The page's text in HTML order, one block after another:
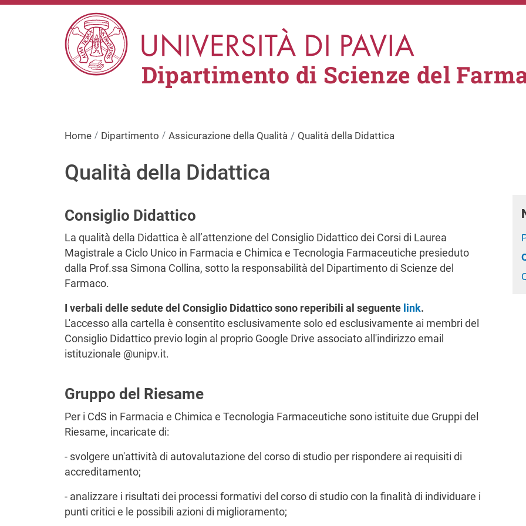
Salta al contenuto principale
Dipartimento di Scienze del
Home Dipartimento Assicurazione della Qualità Qualità della Didattica
Qualità della Didattica
Consiglio Didattico
La qualità della Didattica è all’attenzione del Consiglio Didattico dei Corsi di Laurea
Magistrale a Ciclo Unico in Farmacia e Chimica e Tecnologia Farmaceutiche presieduto
dalla Prof.ssa Simona Collina, sotto la responsabilità del Dipartimento di Scienze del
Farmaco.
I verbali delle sedute del Consiglio Didattico sono reperibili al seguente link.
L'accesso alla cartella è consentito esclusivamente solo ed esclusivamente ai membri del
Consiglio Didattico previo login al proprio Google Drive associato all'indirizzo email
istituzionale @unipv.it.
Gruppo del Riesame
Per i CdS in Farmacia e Chimica e Tecnologia Farmaceutiche sono istituite due Gruppi del
Riesame, incaricate di:
- svolgere un'attività di autovalutazione del corso di studio per rispondere ai requisiti di
accreditamento;
- analizzare i risultati dei processi formativi del corso di studio con la finalità di individuare i
punti critici e le possibili azioni di miglioramento;